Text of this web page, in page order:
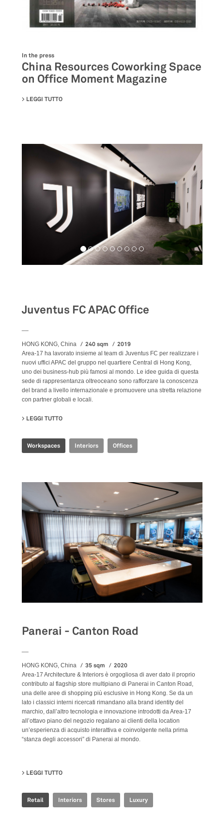
In the press
China Resources Coworking Space
on Office Moment Magazine
LEGGI TUTTO
Juventus FC APAC Office
HONG KONG, China 240 sqm 2019
Area-17 ha lavorato insieme al team di Juventus FC per realizzare i
nuovi uffici APAC del gruppo nel quartiere Central di Hong Kong,
uno dei business-hub più famosi al mondo. Le idee guida di questa
sede di rappresentanza oltreoceano sono rafforzare la conoscenza
del brand a livello internazionale e promuovere una stretta relazione
con partner globali e locali.
LEGGI TUTTO
Workspaces Interiors Offices
Panerai - Canton Road
HONG KONG, China 35 sqm 2020
Area-17 Architecture & Interiors è orgogliosa di aver dato il proprio
contributo al flagship store multipiano di Panerai in Canton Road,
una delle aree di shopping più esclusive in Hong Kong. Se da un
lato i classici interni ricercati rimandano alla brand identity del
marchio, dall’altro tecnologia e innovazione introdotti da Area-17
all’ottavo piano del negozio regalano ai clienti della location
un’esperienza di acquisto interattiva e coinvolgente nella prima
“stanza degli accessori” di Panerai al mondo.
LEGGI TUTTO
Retail Interiors Stores Luxury